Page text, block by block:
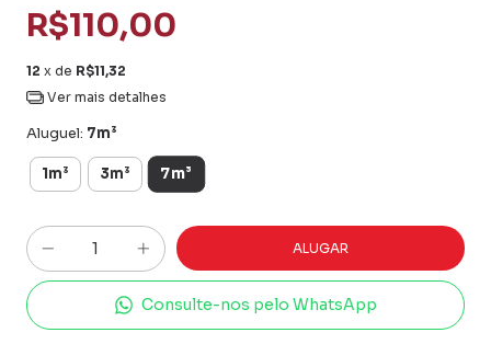
R$110,00
12 x de R$11,32
Ver mais detalhes
Aluguel: 7m³
1m³ 3m³ 7m³
Consulte-nos pelo WhatsApp